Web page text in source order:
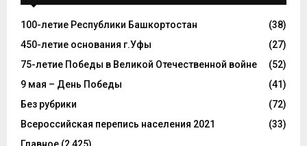
100-летие Республики Башкортостан
(38)
450-летие основания г.Уфы
(27)
75-летие Победы в Великой Отечественной войне
(52)
9 мая – День Победы
(41)
Без рубрики
(72)
Всероссийская перепись населения 2021
(33)